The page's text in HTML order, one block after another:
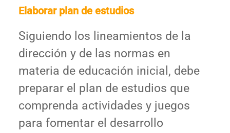
Elaborar plan de estudios
Siguiendo los lineamientos de la
dirección y de las normas en
materia de educación inicial, debe
preparar el plan de estudios que
comprenda actividades y juegos
para fomentar el desarrollo